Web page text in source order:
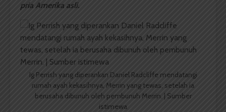
pria Amerika asli.
Ig Perrish yang diperankan Daniel Radcliffe mendatangi
rumah ayah kekasihnya, Merrin yang tewas, setelah ia
berusaha dibunuh oleh pembunuh Merrin. | Sumber
istimewa